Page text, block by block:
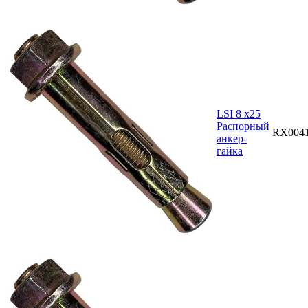
LSI 8 х25
Распорный
анкер-
гайка